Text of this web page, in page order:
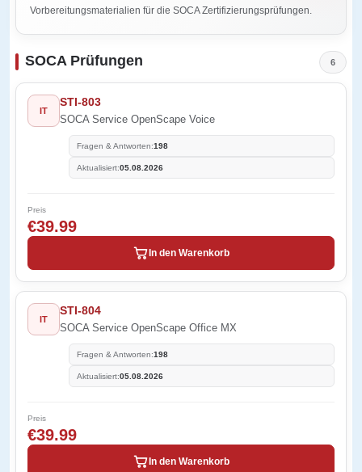
Vorbereitungsmaterialien für die SOCA Zertifizierungsprüfungen.
SOCA Prüfungen 6
IT
STI-803
SOCA Service OpenScape Voice
Fragen & Antworten:198
Aktualisiert:05.08.2026
Preis
€39.99
In den Warenkorb
IT
STI-804
SOCA Service OpenScape Office MX
Fragen & Antworten:198
Aktualisiert:05.08.2026
Preis
€39.99
In den Warenkorb